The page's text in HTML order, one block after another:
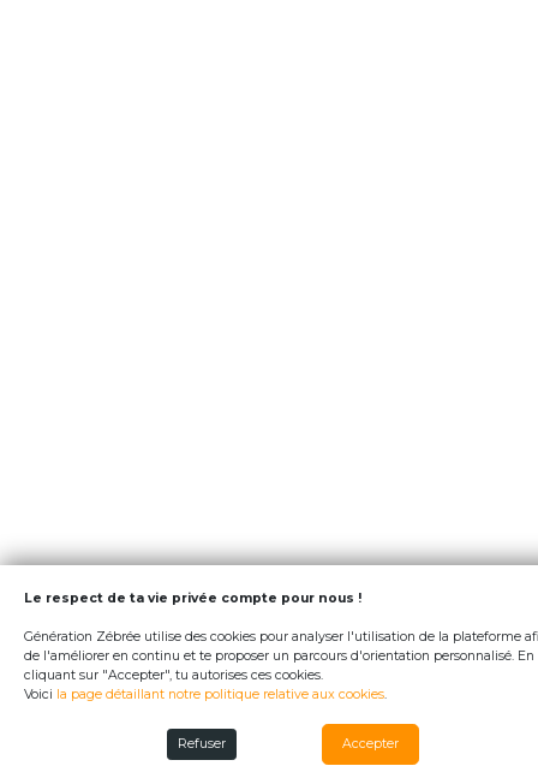
Le respect de ta vie privée compte pour nous !
Génération Zébrée utilise des cookies pour analyser l'utilisation de la plateforme
de l'améliorer en continu et te proposer un parcours d'orientation personnalisé. En
cliquant sur "Accepter", tu autorises ces cookies.
Voici la page détaillant notre politique relative aux cookies.
Refuser Accepter